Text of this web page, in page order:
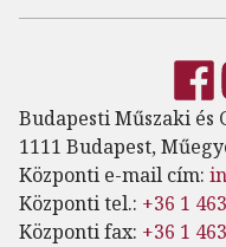
Budapesti Műszaki és
1111 Budapest,
Központi e-mail cím:
Központi tel.: +36 1
Központi fax: +36 1